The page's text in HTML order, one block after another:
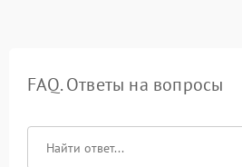
FAQ. Ответы на вопросы